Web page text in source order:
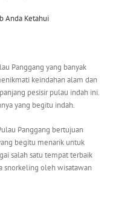
Anda Ketahui
Panggang yang banyak
keindahan alam dan
pesisir pulau indah ini.
yang begitu indah.
Panggang bertujuan
begitu menarik untuk
salah satu tempat terbaik
snorkeling oleh wisatawan